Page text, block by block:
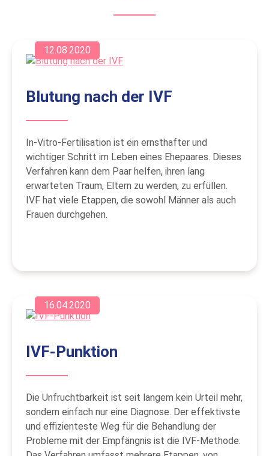
12.08.2020
Blutung nach der IVF
In-Vitro-Fertilisation ist ein ernsthafter und
wichtiger Schritt im Leben eines Ehepaares. Dieses
Verfahren kann dem Paar helfen, ihren lang
erwarteten Traum, Eltern zu werden, zu erfüllen.
IVF hat viele Etappen, die sowohl Männer als auch
Frauen durchgehen.
16.04.2020
IVF-Punktion
Die Unfruchtbarkeit ist seit langem kein Urteil mehr,
sondern einfach nur eine Diagnose. Der effektivste
und effizienteste Weg für die Behandlung der
Probleme mit der Empfängnis ist die IVF-Methode.